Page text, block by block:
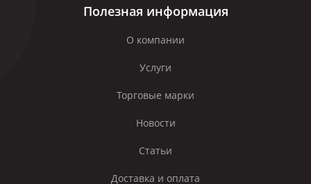
Полезная информация
О компании
Услуги
Торговые марки
Новости
Статьи
Доставка и оплата